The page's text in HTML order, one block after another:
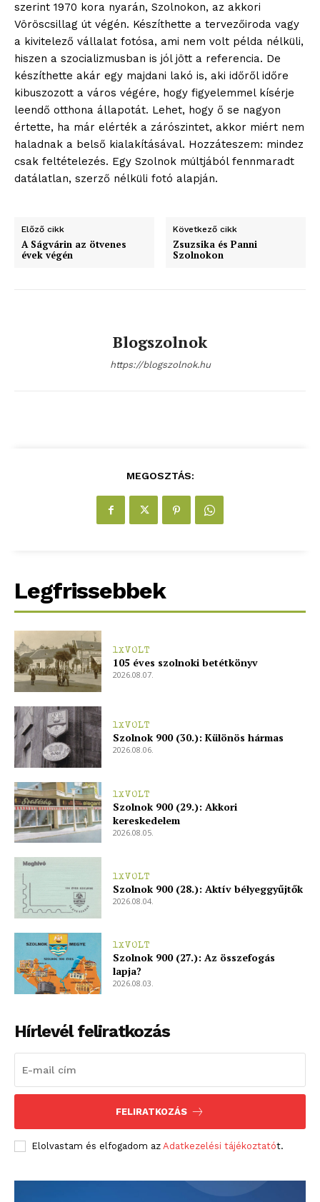
blogSZOLNOK
szubjektív élményportál
szerint 1970 kora nyarán, Szolnokon, az akkori
Vöröscsillag út végén. Készíthette a tervezőiroda vagy
a kivitelező vállalat fotósa, ami nem volt példa nélküli,
hiszen a szocializmusban is jól jött a referencia. De
készíthette akár egy majdani lakó is, aki időről időre
kibuszozott a város végére, hogy figyelemmel kísérje
leendő otthona állapotát. Lehet, hogy ő se nagyon
értette, ha már elérték a zárószintet, akkor miért nem
haladnak a belső kialakításával. Hozzáteszem: mindez
csak feltételezés. Egy Szolnok múltjából fennmaradt
datálatlan, szerző nélküli fotó alapján.
Előző cikk
A Ságvárin az ötvenes
évek végén
Következő cikk
Zsuzsika és Panni
Szolnokon
Blogszolnok
https://blogszolnok.hu
MEGOSZTÁS:
Legfrissebbek
1XVOLT
105 éves szolnoki betétkönyv
2026.08.07.
1XVOLT
Szolnok 900 (30.): Különös hármas
2026.08.06.
1XVOLT
Szolnok 900 (29.): Akkori
kereskedelem
2026.08.05.
1XVOLT
Szolnok 900 (28.): Aktív bélyeggyűjtők
2026.08.04.
1XVOLT
Szolnok 900 (27.): Az összefogás
lapja?
2026.08.03.
Hírlevél feliratkozás
FELIRATKOZÁS
Elolvastam és elfogadom az Adatkezelési tájékoztatót.